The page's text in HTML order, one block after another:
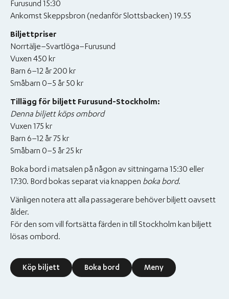
Furusund 15:30
Ankomst Skeppsbron (nedanför Slottsbacken) 19.55
Biljettpriser
Norrtälje–Svartlöga–Furusund
Vuxen 450 kr
Barn 6–12 år 200 kr
Småbarn 0–5 år 50 kr
Tillägg för biljett Furusund-Stockholm:
Denna biljett köps ombord
Vuxen 175 kr
Barn 6–12 år 75 kr
Småbarn 0–5 år 25 kr
Boka bord i matsalen på någon av sittningarna 15:30 eller
17:30. Bord bokas separat via knappen boka bord.
Vänligen notera att alla passagerare behöver biljett oavsett
ålder.
För den som vill fortsätta färden in till Stockholm kan biljett
lösas ombord.
Köp biljett Boka bord Meny